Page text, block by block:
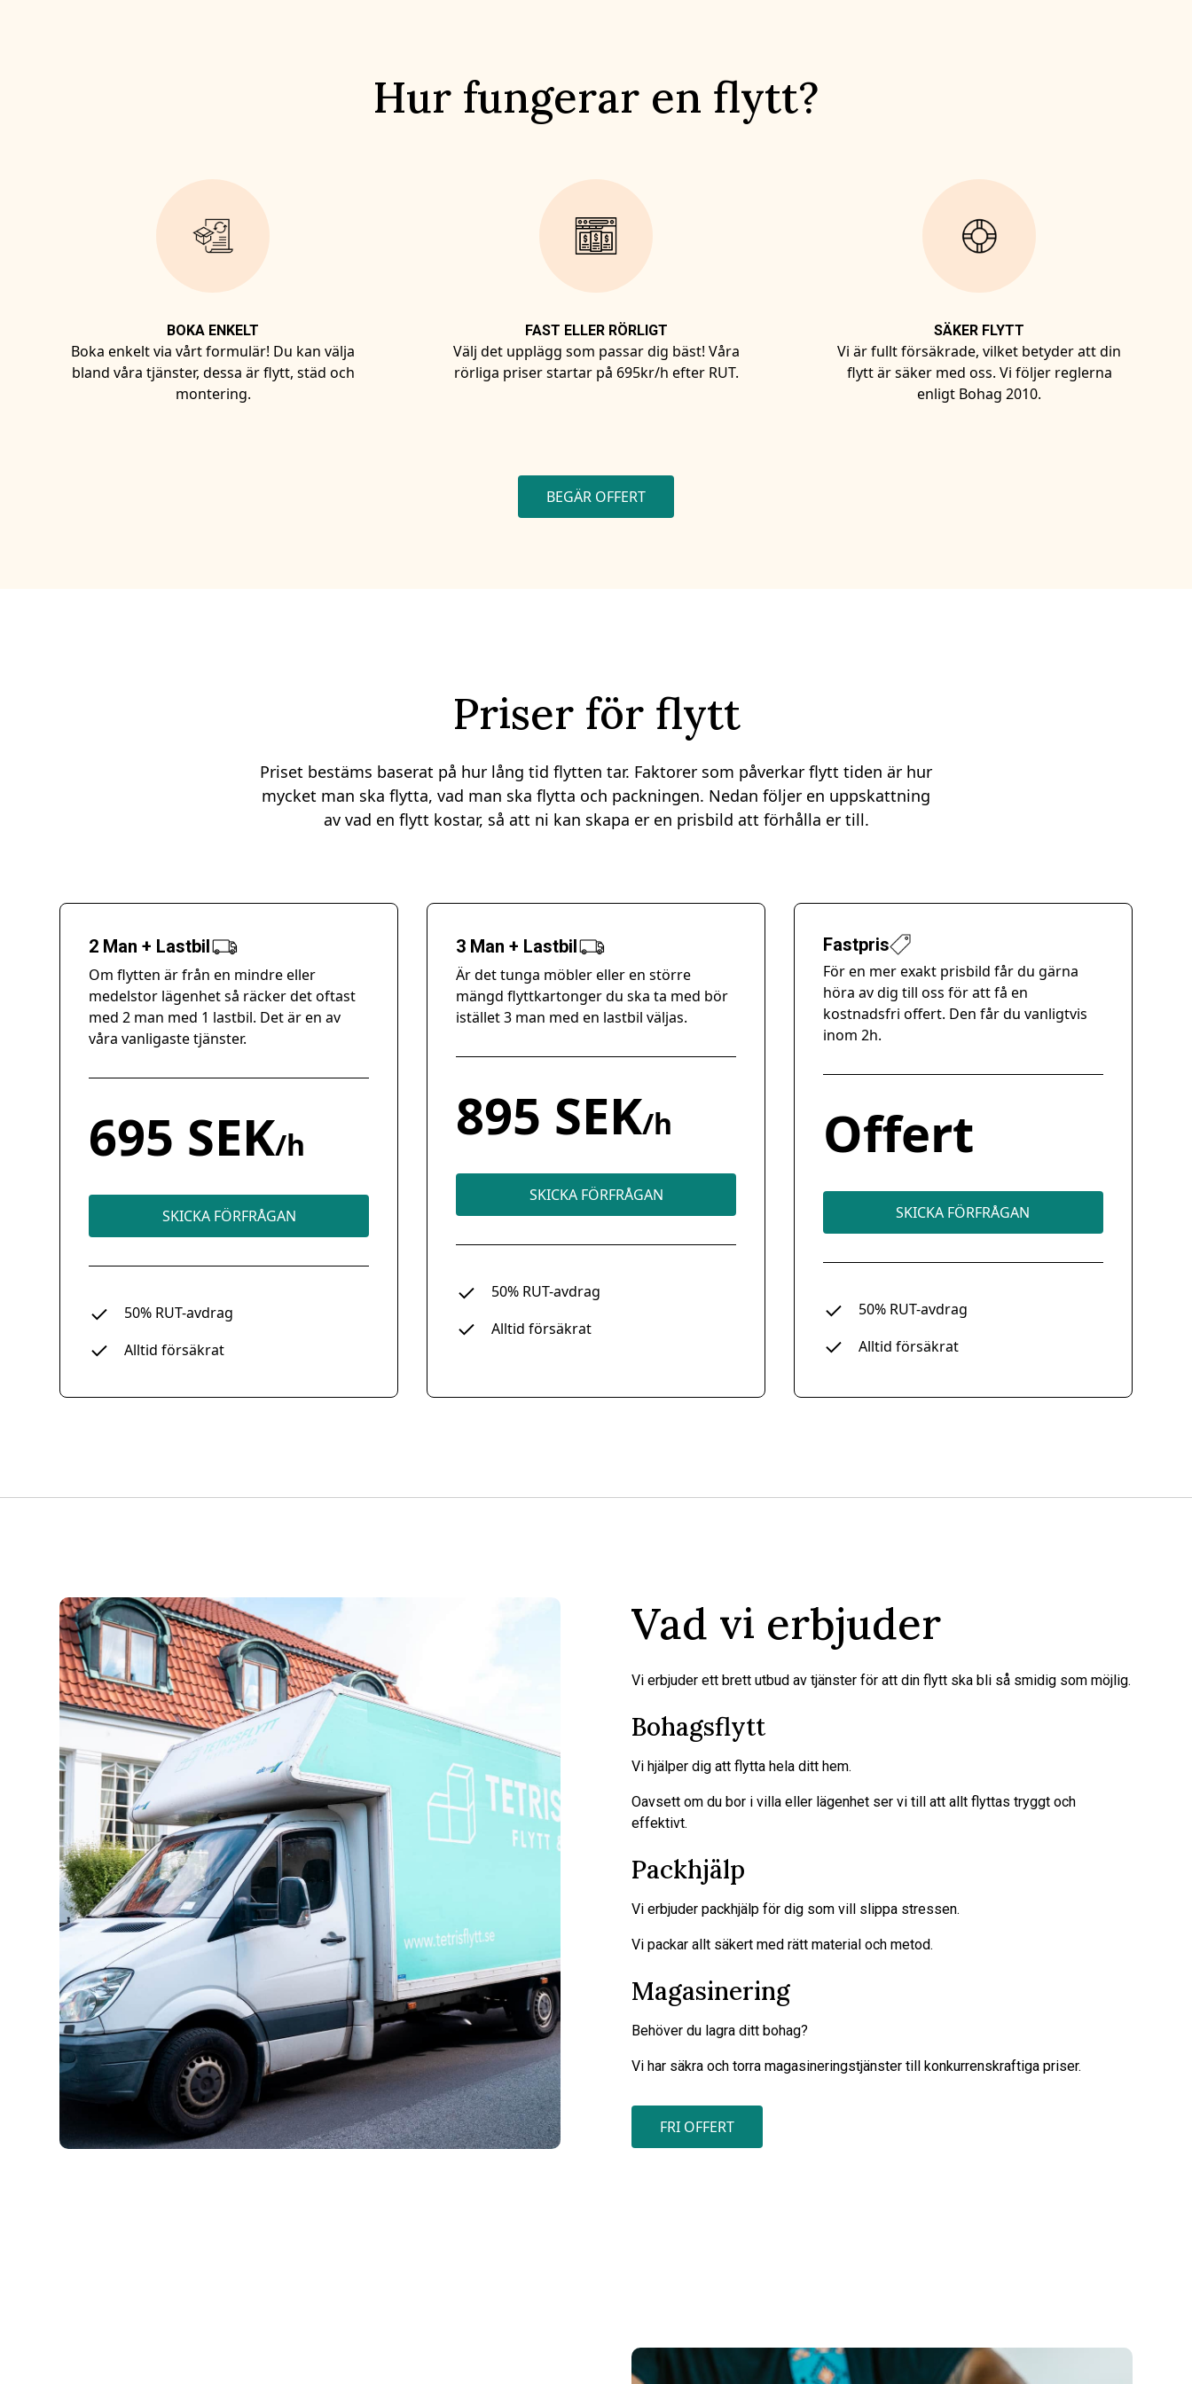
Hur fungerar en flytt?
BOKA ENKELT
Boka enkelt via vårt formulär! Du kan välja
bland våra tjänster, dessa är flytt, städ och
montering.
FAST ELLER RÖRLIGT
Välj det upplägg som passar dig bäst! Våra
rörliga priser startar på 695kr/h efter RUT.
SÄKER FLYTT
Vi är fullt försäkrade, vilket betyder att din
flytt är säker med oss. Vi följer reglerna
enligt Bohag 2010.
BEGÄR OFFERT
Priser för flytt
Priset bestäms baserat på hur lång tid flytten tar. Faktorer som påverkar flytt tiden är hur
mycket man ska flytta, vad man ska flytta och packningen. Nedan följer en uppskattning
av vad en flytt kostar, så att ni kan skapa er en prisbild att förhålla er till.
2 Man + Lastbil
Om flytten är från en mindre eller
medelstor lägenhet så räcker det oftast
med 2 man med 1 lastbil. Det är en av
våra vanligaste tjänster.
695 SEK/h
SKICKA FÖRFRÅGAN
50% RUT-avdrag
Alltid försäkrat
3 Man + Lastbil
Är det tunga möbler eller en större
mängd flyttkartonger du ska ta med bör
istället 3 man med en lastbil väljas.
895 SEK/h
SKICKA FÖRFRÅGAN
50% RUT-avdrag
Alltid försäkrat
Fastpris
För en mer exakt prisbild får du gärna
höra av dig till oss för att få en
kostnadsfri offert. Den får du vanligtvis
inom 2h.
Offert
SKICKA FÖRFRÅGAN
50% RUT-avdrag
Alltid försäkrat
Vad vi erbjuder
Vi erbjuder ett brett utbud av tjänster för att din flytt ska bli så smidig som möjlig.
Bohagsflytt
Vi hjälper dig att flytta hela ditt hem.
Oavsett om du bor i villa eller lägenhet ser vi till att allt flyttas tryggt och
effektivt.
Packhjälp
Vi erbjuder packhjälp för dig som vill slippa stressen.
Vi packar allt säkert med rätt material och metod.
Magasinering
Behöver du lagra ditt bohag?
Vi har säkra och torra magasineringstjänster till konkurrenskraftiga priser.
FRI OFFERT